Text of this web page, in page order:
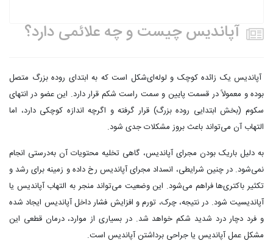
آپاندیس چیست و چه علائمی دارد؟
آپاندیس یک زائده کوچک و لوله‌ای‌شکل است که به ابتدای روده بزرگ متصل
بوده و معمولاً در قسمت پایین و سمت راست شکم قرار دارد. این عضو در انتهای
سکوم (بخش ابتدایی روده بزرگ) قرار گرفته و اگرچه اندازه کوچکی دارد، اما
التهاب آن می‌تواند باعث بروز مشکلات جدی شود.
به دلیل باریک بودن مجرای آپاندیس، گاهی تخلیه محتویات آن به‌درستی انجام
نمی‌شود. در چنین شرایطی، انسداد مجرای آپاندیس رخ داده و زمینه برای رشد و
تکثیر باکتری‌ها فراهم می‌شود. این وضعیت می‌تواند منجر به التهاب آپاندیس یا
آپاندیسیت شود. در نتیجه، چرک، تورم و افزایش فشار داخل آپاندیس ایجاد شده
و فرد دچار درد شدید شکم خواهد شد. در بسیاری از موارد، درمان قطعی این
مشکل عمل آپاندیس یا جراحی برداشتن آپاندیس است.